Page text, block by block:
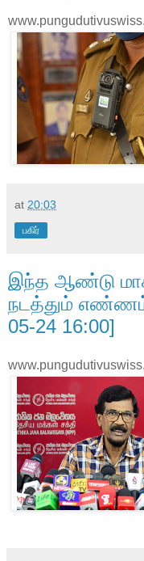
at 20:03
பகிர்
இந்த ஆண்டு
நடத்தும்
05-24 16:00]